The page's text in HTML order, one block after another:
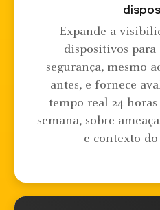
Expande a
dispositivos para
segurança, mesmo
antes, e fornece
tempo real 24
semana, sobre
e contexto